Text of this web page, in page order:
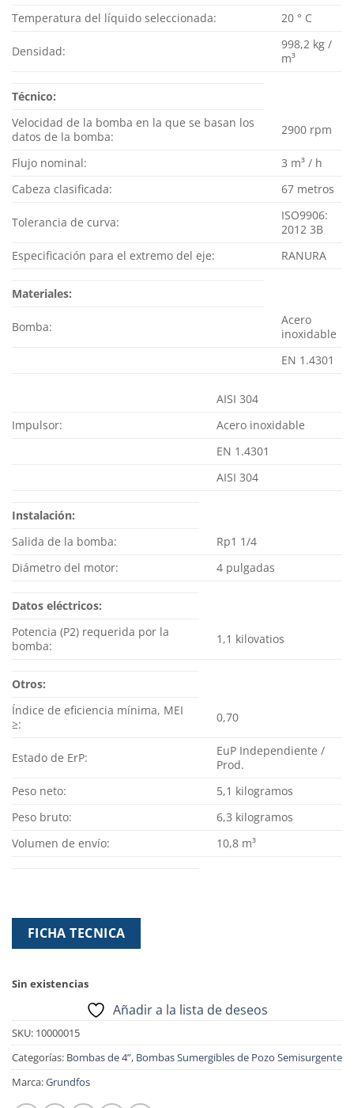
Temperatura del líquido seleccionada:
20 ° C
Densidad:
998,2 kg /
m³
Técnico:
Velocidad de la bomba en la que se basan los
datos de la bomba:
2900 rpm
Flujo nominal:
3 m³ / h
Cabeza clasificada:
67 metros
Tolerancia de curva:
ISO9906:
2012 3B
Especificación para el extremo del eje:
RANURA
Materiales:
Bomba:
Acero
inoxidable
EN 1.4301
AISI 304
Impulsor:
Acero inoxidable
EN 1.4301
AISI 304
Instalación:
Salida de la bomba:
Rp1 1/4
Diámetro del motor:
4 pulgadas
Datos eléctricos:
Potencia (P2) requerida por la
bomba:
1,1 kilovatios
Otros:
Índice de eficiencia mínima, MEI
≥:
0,70
Estado de ErP:
EuP Independiente /
Prod.
Peso neto:
5,1 kilogramos
Peso bruto:
6,3 kilogramos
Volumen de envío:
10,8 m³
FICHA TECNICA
Sin existencias
Añadir a la lista de deseos
SKU: 10000015
Categorías: Bombas de 4”, Bombas Sumergibles de Pozo Semisurgente
Marca:Grundfos